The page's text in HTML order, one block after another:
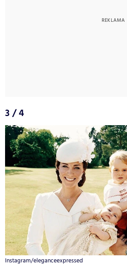
3 / 4
Instagram/eleganceexpressed